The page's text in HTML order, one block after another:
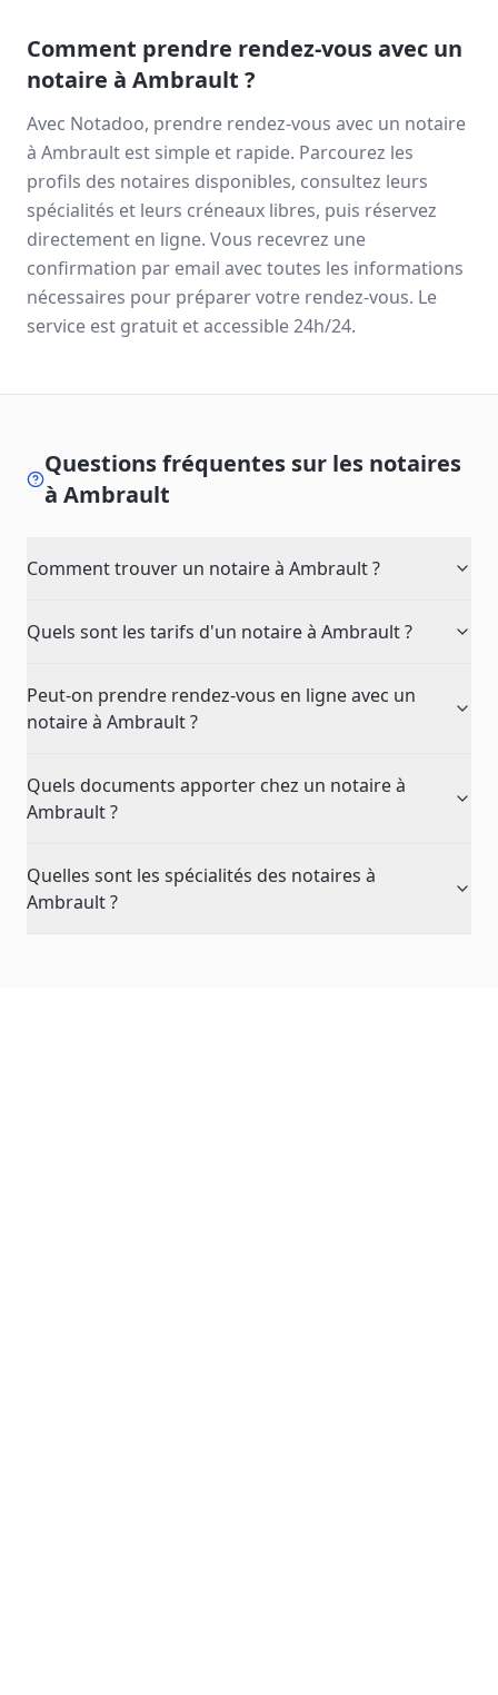
Comment prendre rendez-vous avec un
notaire à Ambrault ?
Avec Notadoo, prendre rendez-vous avec un notaire
à Ambrault est simple et rapide. Parcourez les
profils des notaires disponibles, consultez leurs
spécialités et leurs créneaux libres, puis réservez
directement en ligne. Vous recevrez une
confirmation par email avec toutes les informations
nécessaires pour préparer votre rendez-vous. Le
service est gratuit et accessible 24h/24.
Questions fréquentes sur les notaires
à Ambrault
Comment trouver un notaire à Ambrault ?
Quels sont les tarifs d'un notaire à Ambrault ?
Peut-on prendre rendez-vous en ligne avec un
notaire à Ambrault ?
Quels documents apporter chez un notaire à
Ambrault ?
Quelles sont les spécialités des notaires à
Ambrault ?